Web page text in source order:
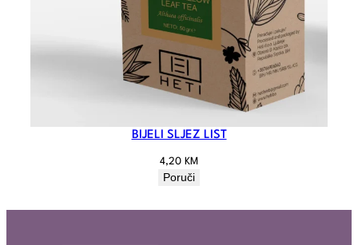
BIJELI SLJEZ LIST
4,20 KM
Poruči